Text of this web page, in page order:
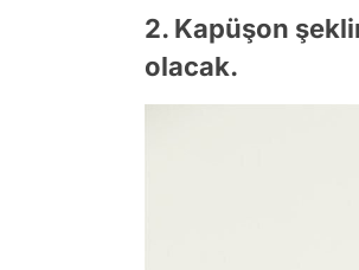
2. Kapüşon
olacak.